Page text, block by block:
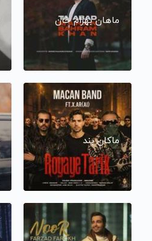
ماهان بهرام خان
ماکان بند